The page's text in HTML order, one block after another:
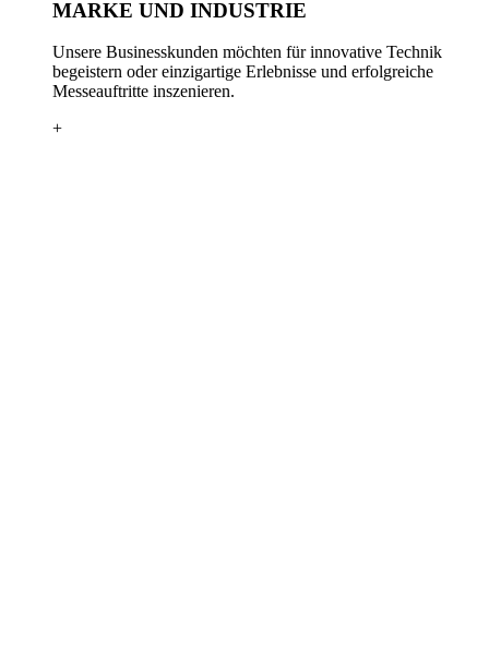
MARKE UND INDUSTRIE
Unsere Businesskunden möchten für innovative Technik
begeistern oder einzigartige Erlebnisse und erfolgreiche
Messeauftritte inszenieren.
+